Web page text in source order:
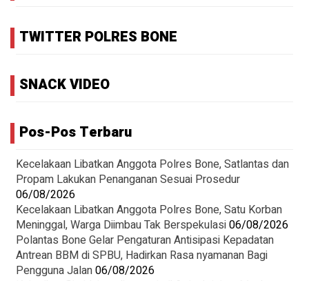
TWITTER POLRES BONE
SNACK VIDEO
Pos-Pos Terbaru
Kecelakaan Libatkan Anggota Polres Bone, Satlantas dan
Propam Lakukan Penanganan Sesuai Prosedur
06/08/2026
Kecelakaan Libatkan Anggota Polres Bone, Satu Korban
Meninggal, Warga Diimbau Tak Berspekulasi06/08/2026
Polantas Bone Gelar Pengaturan Antisipasi Kepadatan
Antrean BBM di SPBU, Hadirkan Rasa nyamanan Bagi
Pengguna Jalan06/08/2026